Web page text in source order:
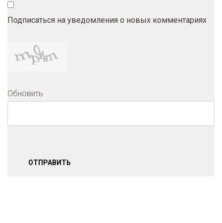
Подписаться на уведомления о новых комментариях
Обновить
ОТПРАВИТЬ